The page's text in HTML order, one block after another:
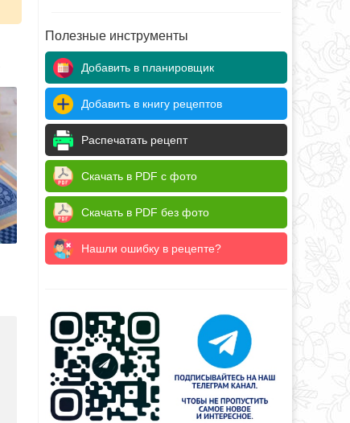
Полезные инструменты
Добавить в планировщик
Добавить в книгу рецептов
Распечатать рецепт
Скачать в PDF с фото
Скачать в PDF без фото
Нашли ошибку в рецепте?